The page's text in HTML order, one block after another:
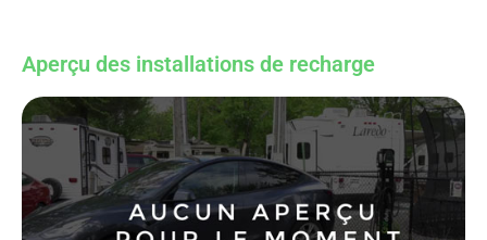
Aperçu des installations de recharge